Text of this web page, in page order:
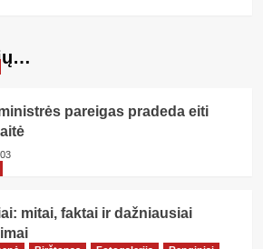
pareigas pradeda eiti
mitai, faktai ir dažniausiai